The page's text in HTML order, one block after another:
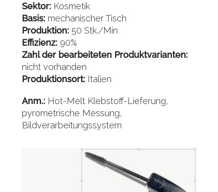
Sektor: Kosmetik
Basis: mechanischer Tisch
Produktion: 50 Stk./Min
Effizienz: 90%
Zahl der bearbeiteten Produktvarianten:
nicht vorhanden
Produktionsort: Italien
Anm.: Hot-Melt Klebstoff-Lieferung,
pyrometrische Messung,
Bildverarbeitungssystem